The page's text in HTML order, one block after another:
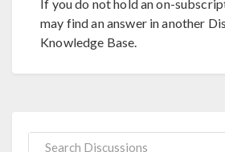
If you do not hold an on-
may find an answer in another
Knowledge Base.